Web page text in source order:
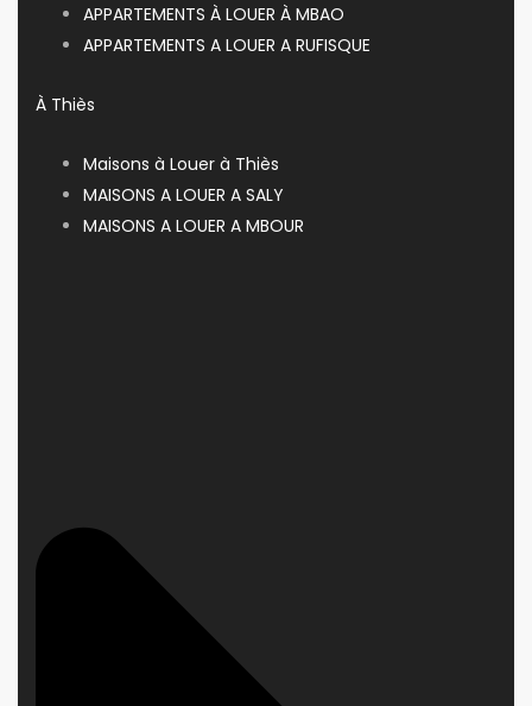
APPARTEMENTS À LOUER À MBAO
APPARTEMENTS A LOUER A RUFISQUE
À Thiès
Maisons à Louer à Thiès
MAISONS A LOUER A SALY
MAISONS A LOUER A MBOUR